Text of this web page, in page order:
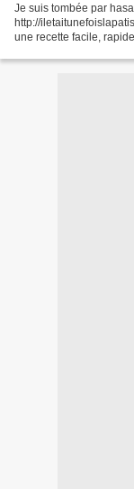
Je suis tombée par
http://
une recette facile,